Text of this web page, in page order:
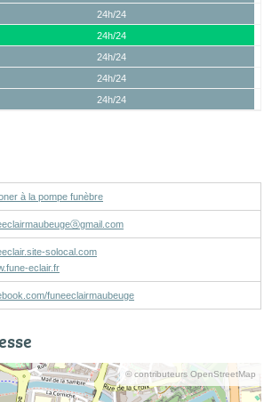
24h/24
24h/24
24h/24
24h/24
24h/24
à la pompe funèbre
solocal.com
eclair.fr
funeeclairmaubeuge
© contributeurs OpenStreetMap